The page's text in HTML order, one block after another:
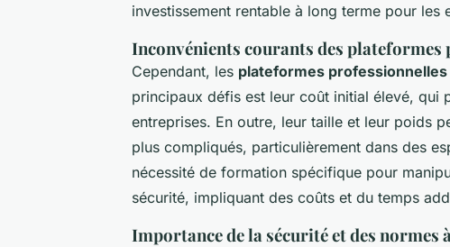
investissement rentable à long terme pour les
Inconvénients courants des plateformes
Cependant, les plateformes professionnelles
principaux défis est leur coût initial élevé, qui
entreprises. En outre, leur taille et leur poids
plus compliqués, particulièrement dans des
nécessité de formation spécifique pour
sécurité, impliquant des coûts et du temps
Importance de la sécurité et des normes